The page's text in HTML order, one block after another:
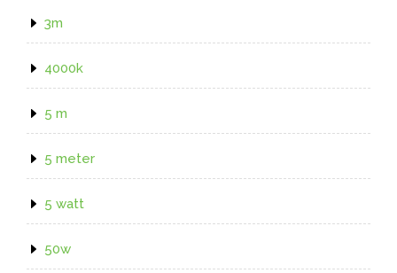
3m
4000k
5 m
5 meter
5 watt
50w